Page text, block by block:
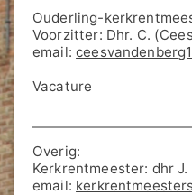
Ouderling-
Voorzitter: Dhr. C.
email:
Vacature
Overig:
Kerkrentmeester: dhr J.
email: